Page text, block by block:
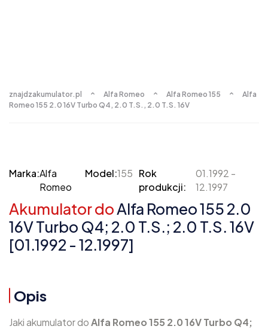
znajdzakumulator.pl Alfa Romeo Alfa Romeo 155
Alfa
Romeo 155 2.0 16V Turbo Q4, 2.0 T.S., 2.0 T.S. 16V
Marka:Alfa
Romeo
Model:155 Rok
produkcji:
01.1992 -
12.1997
Akumulator doAlfa Romeo 155 2.0
16V Turbo Q4; 2.0 T.S.; 2.0 T.S. 16V
[01.1992 - 12.1997]
Opis
Jaki akumulator doAlfa Romeo 155 2.0 16V Turbo Q4;